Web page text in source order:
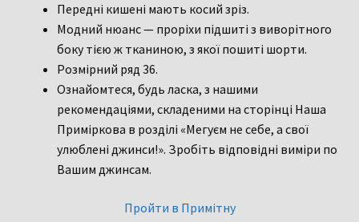
Передні кишені мають косий зріз.
Модний нюанс — проріхи підшиті з виворітного
боку тією ж тканиною, з якої пошиті шорти.
Розмірний ряд 36.
Ознайомтеся, будь ласка, з нашими
рекомендаціями, складеними на сторінці Наша
Приміркова в розділі «Мегуєм не себе, а свої
улюблені джинси!». Зробіть відповідні виміри по
Вашим джинсам.
Пройти в Примітну